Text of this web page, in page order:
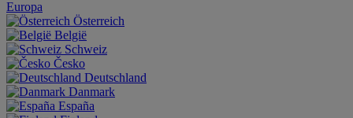
Europa
Österreich
België
Schweiz
Česko
Deutschland
Danmark
España